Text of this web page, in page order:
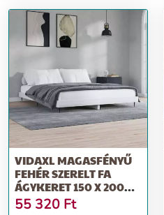
VIDAXL MAGASFÉNYŰ
FEHÉR SZERELT FA
ÁGYKERET 150 X 200
CM
55 320 Ft